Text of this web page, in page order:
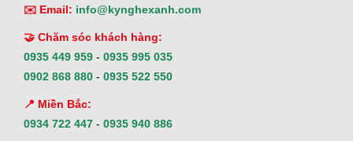
✉️ Email: info@kynghexanh.com
🤝 Chăm sóc khách hàng:
0935 449 959 - 0935 995 035
0902 868 880 - 0935 522 550
📍 Miền Bắc:
0934 722 447 - 0935 940 886